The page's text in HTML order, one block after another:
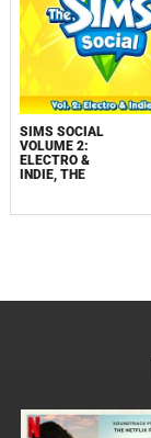
SIMS SOCIAL
VOLUME 2:
ELECTRO &
INDIE, THE